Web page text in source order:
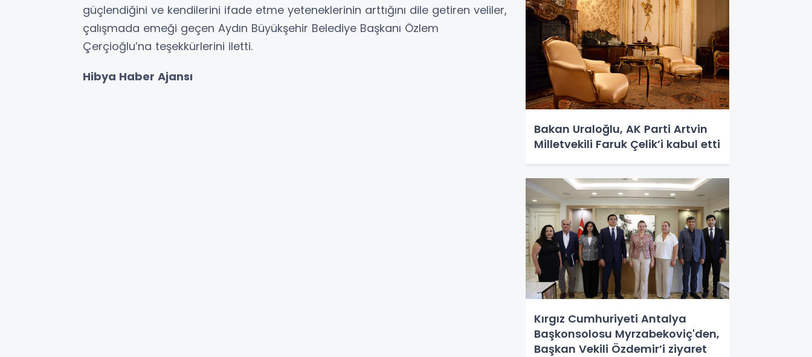
güçlendiğini ve kendilerini ifade etme yeteneklerinin arttığını dile getiren veliler,
çalışmada emeği geçen Aydın Büyükşehir Belediye Başkanı Özlem
Çerçioğlu’na teşekkürlerini iletti.
Hibya Haber Ajansı
Bakan Uraloğlu, AK Parti Artvin
Milletvekili Faruk Çelik’i kabul etti
Kırgız Cumhuriyeti Antalya
Başkonsolosu Myrzabekoviç'den,
Başkan Vekili Özdemir’i ziyaret